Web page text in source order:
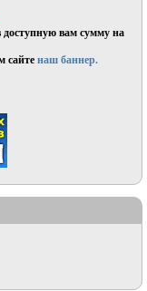
вам сумму на
сайтенаш баннер.